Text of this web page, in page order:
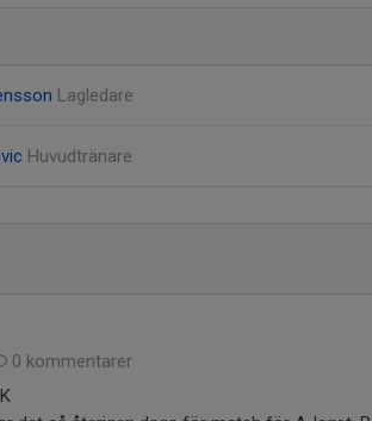
Lagledare
Huvudtränare
0 kommentarer